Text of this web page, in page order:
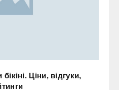
Ціни, відгуки,